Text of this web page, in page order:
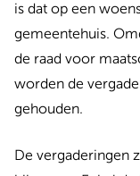
is dat op een
gemeentehuis.
de raad voor
worden de
gehouden.
De vergaderingen